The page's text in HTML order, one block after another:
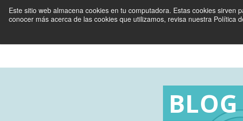
Este sitio web almacena cookies en tu computadora. Estas cookies
conocer más acerca de las cookies que utilizamos, revisa nuestra Política